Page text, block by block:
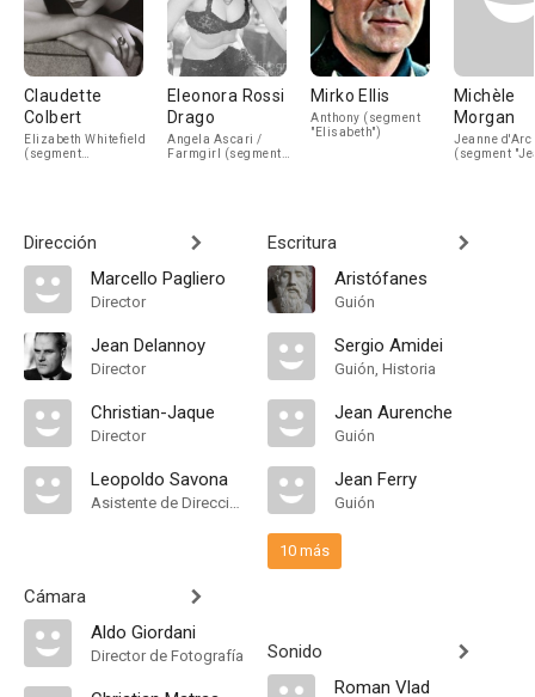
Claudette
Colbert
Elizabeth Whitefield
(segment
Eleonora Rossi
Drago
Angela Ascari /
Farmgirl (segment
Mirko Ellis
Anthony (segment
"Elisabeth")
Michèle
Morgan
Jeanne d'Arc
(segment
Dirección
Marcello Pagliero
Director
Jean Delannoy
Director
Christian-Jaque
Director
Leopoldo Savona
Asistente de Dirección
Cámara
Aldo Giordani
Director de Fotografía
Escritura
Aristófanes
Guión
Sergio Amidei
Guión, Historia
Jean Aurenche
Guión
Jean Ferry
Guión
10 más
Sonido
Roman Vlad